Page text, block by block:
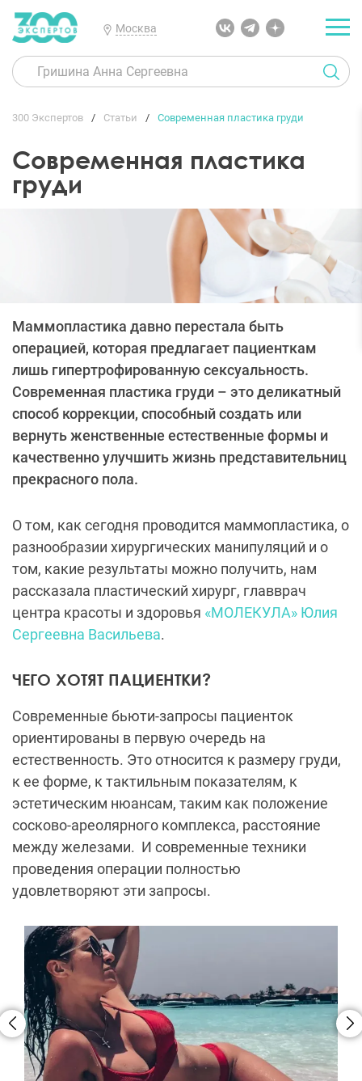
Москва
300 Экспертов Статьи Современная пластика груди
Современная пластика
груди
Маммопластика давно перестала быть
операцией, которая предлагает пациенткам
лишь гипертрофированную сексуальность.
Современная пластика груди – это деликатный
способ коррекции, способный создать или
вернуть женственные естественные формы и
качественно улучшить жизнь представительниц
прекрасного пола.
О том, как сегодня проводится маммопластика, о
разнообразии хирургических манипуляций и о
том, какие результаты можно получить, нам
рассказала пластический хирург, главврач
центра красоты и здоровья «МОЛЕКУЛА» Юлия
Сергеевна Васильева.
ЧЕГО ХОТЯТ ПАЦИЕНТКИ?
Современные бьюти-запросы пациенток
ориентированы в первую очередь на
естественность. Это относится к размеру груди,
к ее форме, к тактильным показателям, к
эстетическим нюансам, таким как положение
сосково-ареолярного комплекса, расстояние
между железами. И современные техники
проведения операции полностью
удовлетворяют эти запросы.